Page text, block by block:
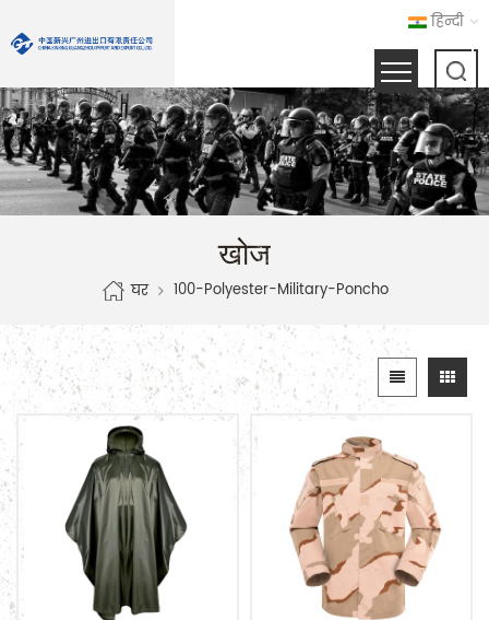
हिन्दी
खोज
घर 100-Polyester-Military-Poncho